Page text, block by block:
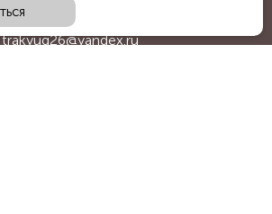
trakyug26@yandex.ru